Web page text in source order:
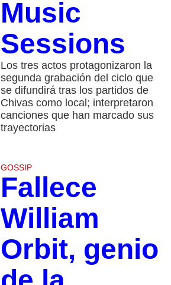
Music
Sessions
Los tres actos protagonizaron la
segunda grabación del ciclo que
se difundirá tras los partidos de
Chivas como local; interpretaron
canciones que han marcado sus
trayectorias
GOSSIP
Fallece
William
Orbit, genio